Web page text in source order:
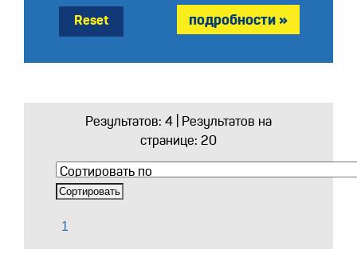
Reset
Результатов: 4 | Результатов на
странице: 20